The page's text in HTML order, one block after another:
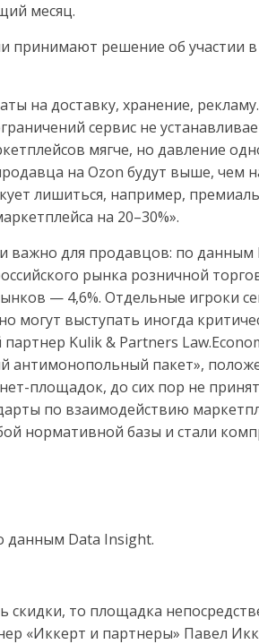
месяц.
принимают решение об участии в
на доставку, хранение,
сервис не
мягче, но давление
на Ozon будут выше, чем
лишиться, например,
на 20–30%».
важно для продавцов: по данным
рынка розничной
— 4,6%. Отдельные игроки
выступать иногда
Kulik & Partners
антимонопольный пакет»,
площадок, до сих пор не
по взаимодействию
нормативной базы и стали
данным Data Insight.
скидки, то площадка
«Иккерт и партнеры» Павел